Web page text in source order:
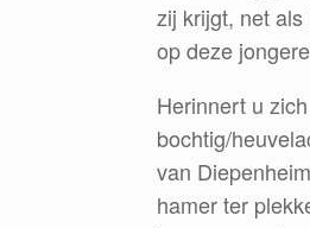
zij krijgt, net
op deze
Herinnert u
bochtig/
van
hamer ter